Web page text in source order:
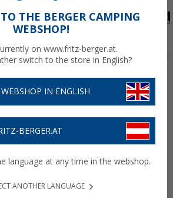
THE BERGER CAMPING
WEBSHOP!
on www.fritz-berger.at.
switch to the store in English?
IN ENGLISH
BERGER.AT
language at any time in the webshop.
ANOTHER LANGUAGE